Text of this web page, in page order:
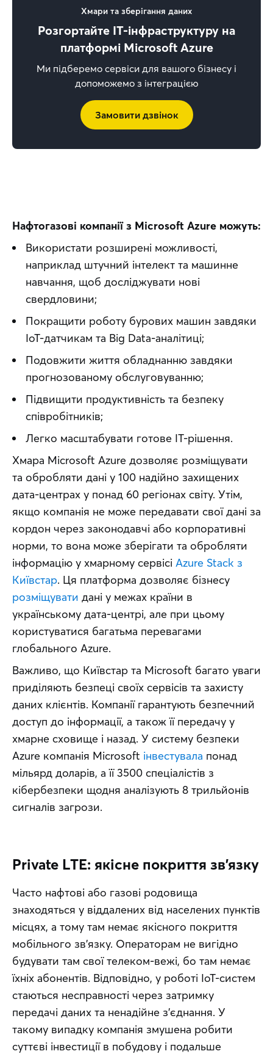
Хмари та зберігання даних
Розгортайте IT-інфраструктуру на
платформі Microsoft Azure
Ми підберемо сервіси для вашого бізнесу і
допоможемо з інтеграцією
Замовити дзвінок
Нафтогазові компанії з Microsoft Azure можуть:
Використати розширені можливості,
наприклад штучний інтелект та машинне
навчання, щоб досліджувати нові
свердловини;
Покращити роботу бурових машин завдяки
IoT-датчикам та Big Data-аналітиці;
Подовжити життя обладнанню завдяки
прогнозованому обслуговуванню;
Підвищити продуктивність та безпеку
співробітників;
Легко масштабувати готове IT-рішення.
Хмара Microsoft Azure дозволяє розміщувати
та обробляти дані у 100 надійно захищених
дата-центрах у понад 60 регіонах світу. Утім,
якщо компанія не може передавати свої дані за
кордон через законодавчі або корпоративні
норми, то вона може зберігати та обробляти
інформацію у хмарному сервісі Azure Stack з
Київстар
розміщувати дані у межах країни в
українському дата-центрі, але при цьому
користуватися багатьма перевагами
глобального Azure.
Важливо, що Київстар та Microsoft багато уваги
приділяють безпеці своїх сервісів та захисту
даних клієнтів. Компанії гарантують безпечний
доступ до інформації, а також її передачу у
хмарне сховище і назад. У систему безпеки
Azure компанія Microsoft інвестувала понад
мільярд доларів, а її 3500 спеціалістів з
кібербезпеки щодня аналізують 8 трильйонів
сигналів загрози.
Private LTE: якісне покриття зв’язку
Часто нафтові або газові родовища
знаходяться у віддалених від населених пунктів
місцях, а тому там немає якісного покриття
мобільного зв’язку. Операторам не вигідно
будувати там свої телеком-вежі, бо там немає
їхніх абонентів. Відповідно, у роботі IoT-систем
стаються несправності через затримку
передачі даних та ненадійне з’єднання. У
такому випадку компанія змушена робити
суттєві інвестиції в побудову і подальше